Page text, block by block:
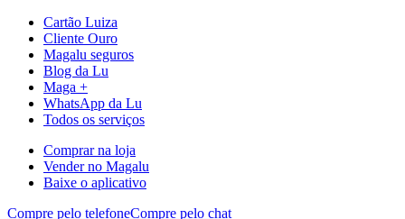
Cartão Luiza
Cliente Ouro
Magalu seguros
Blog da Lu
Maga +
WhatsApp da Lu
Todos os serviços
Comprar na loja
Vender no Magalu
Baixe o aplicativo
Compre pelo telefoneCompre pelo chat